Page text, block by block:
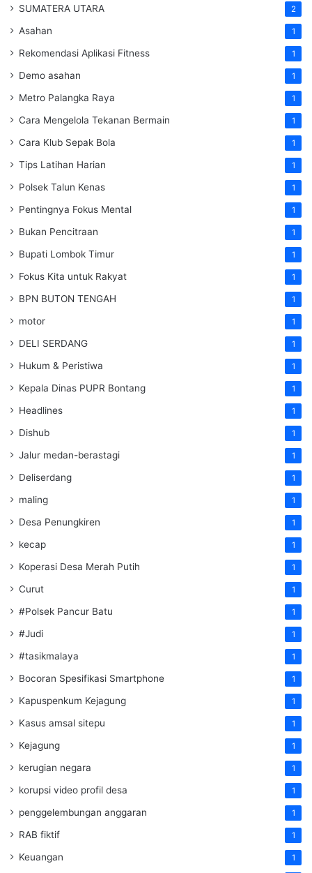
SUMATERA UTARA 2
Asahan 1
Rekomendasi Aplikasi Fitness 1
Demo asahan 1
Metro Palangka Raya 1
Cara Mengelola Tekanan Bermain 1
Cara Klub Sepak Bola 1
Tips Latihan Harian 1
Polsek Talun Kenas 1
Pentingnya Fokus Mental 1
Bukan Pencitraan 1
Bupati Lombok Timur 1
Fokus Kita untuk Rakyat 1
BPN BUTON TENGAH 1
motor 1
DELI SERDANG 1
Hukum & Peristiwa 1
Kepala Dinas PUPR Bontang 1
Headlines 1
Dishub 1
Jalur medan-berastagi 1
Deliserdang 1
maling 1
Desa Penungkiren 1
kecap 1
Koperasi Desa Merah Putih 1
Curut 1
#Polsek Pancur Batu 1
#Judi 1
#tasikmalaya 1
Bocoran Spesifikasi Smartphone 1
Kapuspenkum Kejagung 1
Kasus amsal sitepu 1
Kejagung 1
kerugian negara 1
korupsi video profil desa 1
penggelembungan anggaran 1
RAB fiktif 1
Keuangan 1